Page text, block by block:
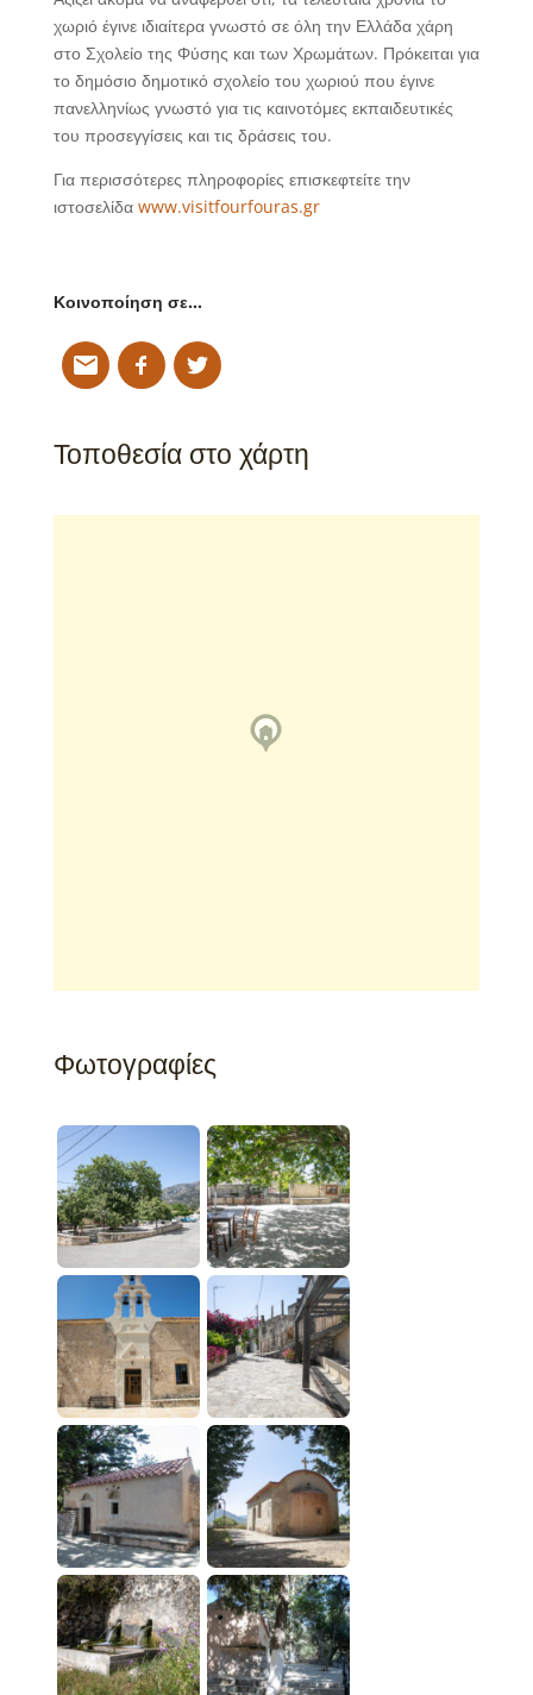
χωριό έγινε ιδιαίτερα γνωστό σε όλη την Ελλάδα χάρη
στο Σχολείο της Φύσης και των Χρωμάτων. Πρόκειται για
το δημόσιο δημοτικό σχολείο του χωριού που έγινε
πανελληνίως γνωστό για τις καινοτόμες εκπαιδευτικές
του προσεγγίσεις και τις δράσεις του.
Για περισσότερες πληροφορίες επισκεφτείτε την
ιστοσελίδα www.visitfourfouras.gr
Κοινοποίηση σε…
Τοποθεσία στο χάρτη
Φωτογραφίες